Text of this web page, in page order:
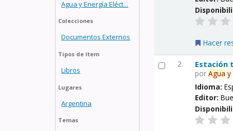
Agua y Energía Eléct...
Colecciones
Documentos Externos
Tipos de ítem
Libros
Lugares
Argentina
Temas
Hacer
2. Estación
porAgua y
Idioma:
Editor: